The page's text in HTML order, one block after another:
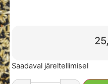
Saadaval järeltellimisel